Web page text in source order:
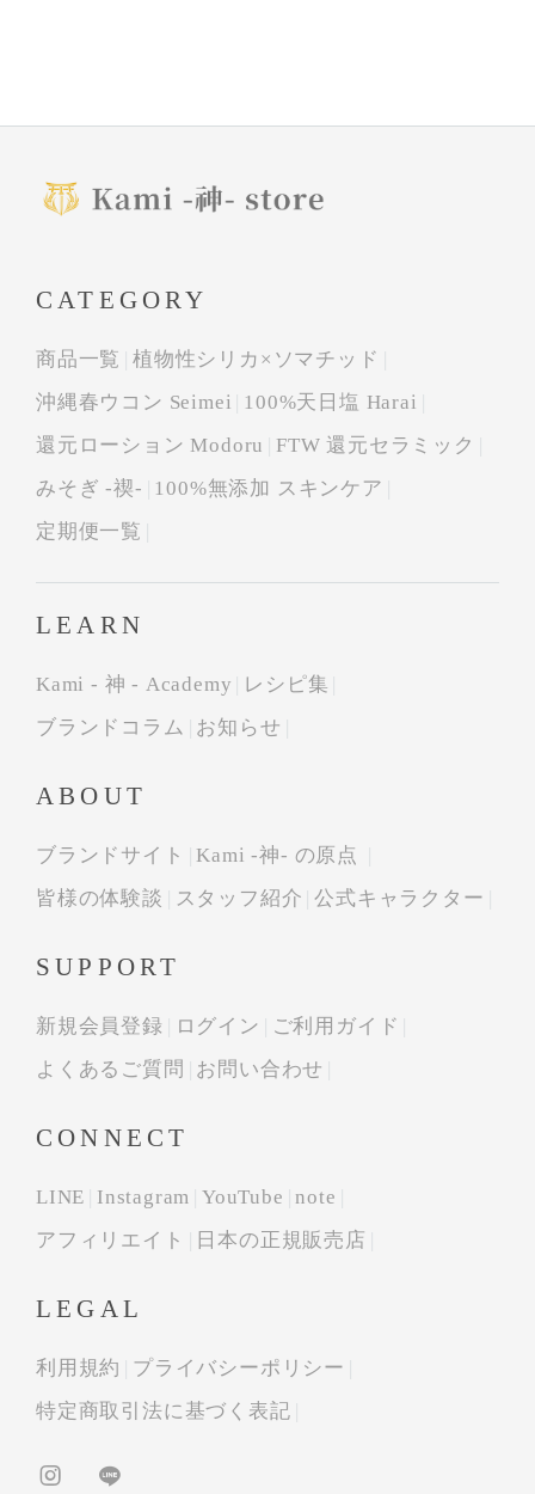
CATEGORY
商品一覧
植物性シリカ×ソマチッド
沖縄春ウコン Seimei
100%天日塩 Harai
還元ローション Modoru
FTW 還元セラミック
みそぎ -禊-
100%無添加 スキンケア
定期便一覧
LEARN
Kami - 神 - Academy
レシピ集
ブランドコラム
お知らせ
ABOUT
ブランドサイト
Kami -神- の原点
皆様の体験談
スタッフ紹介 公式キャラクター
SUPPORT
新規会員登録 ログイン
ご利用ガイド
よくあるご質問
お問い合わせ
CONNECT
LINE Instagram YouTube
note
アフィリエイト
日本の正規販売店
LEGAL
利用規約
プライバシーポリシー
特定商取引法に基づく表記